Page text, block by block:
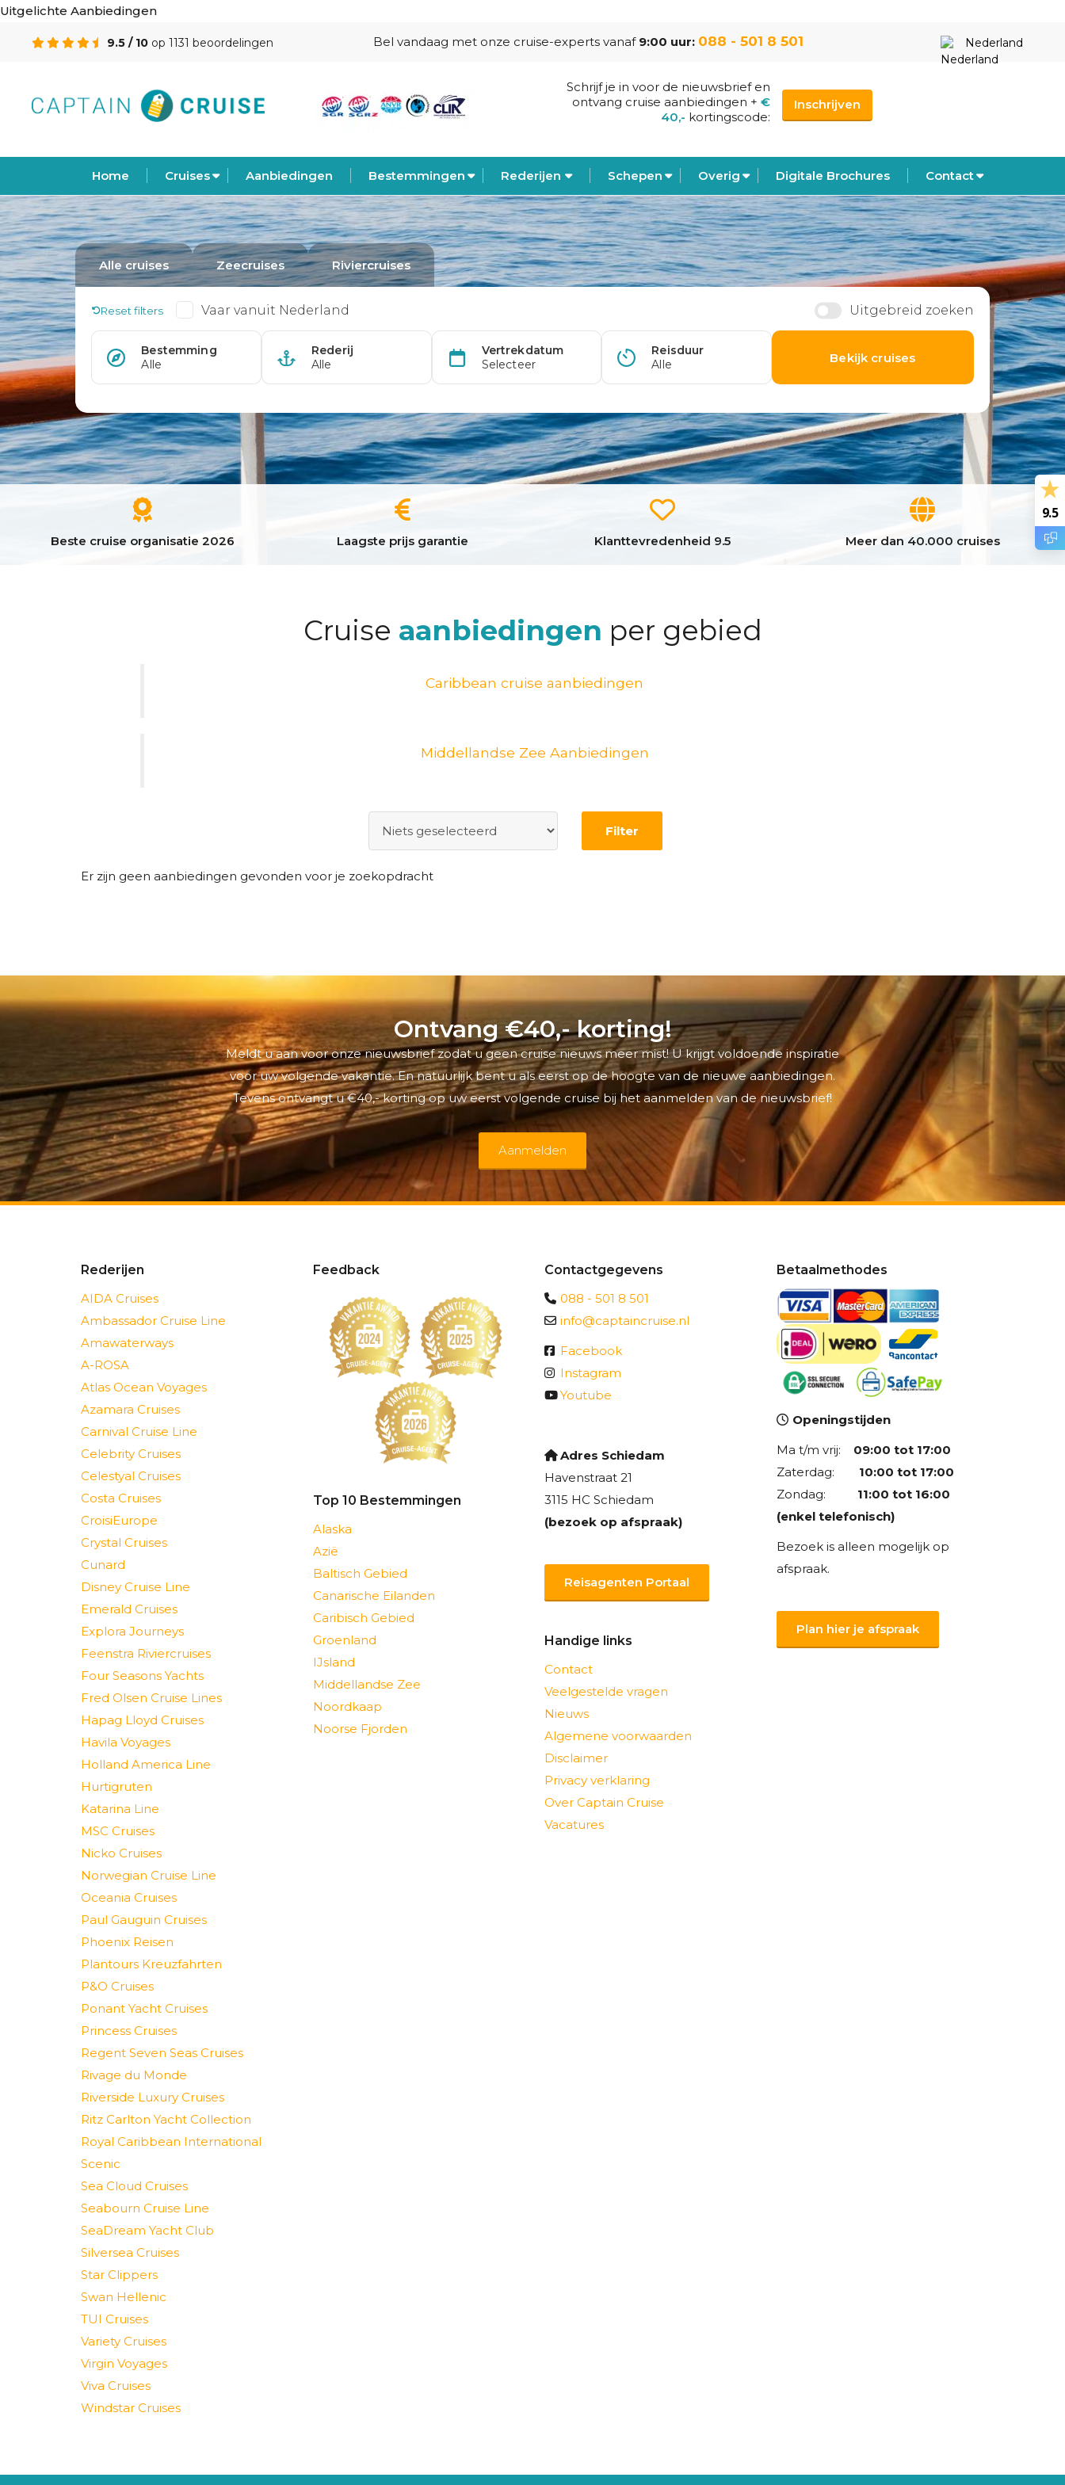
Uitgelichte Aanbiedingen
9.5 / 10 op 1131 beoordelingen Bel vandaag met onze cruise-experts vanaf 9:00 uur: 088 - 501 8 501 Nederland
Schrijf je in voor de nieuwsbrief en
ontvang cruise aanbiedingen + €
40,- kortingscode:
Inschrijven
Home Cruises Aanbiedingen Bestemmingen Rederijen Schepen Overig Digitale Brochures Contact
Beste cruise organisatie 2026 Laagste prijs garantie Klanttevredenheid 9.5 Meer dan 40.000 cruises
Cruise aanbiedingen per gebied
Caribbean cruise aanbiedingen
Middellandse Zee Aanbiedingen
Filter
Er zijn geen aanbiedingen gevonden voor je zoekopdracht
9.5
Ontvang €40,- korting!
Meldt u aan voor onze nieuwsbrief zodat u geen cruise nieuws meer mist! U krijgt voldoende inspiratie
voor uw volgende vakantie. En natuurlijk bent u als eerst op de hoogte van de nieuwe aanbiedingen.
Tevens ontvangt u €40,- korting op uw eerst volgende cruise bij het aanmelden van de nieuwsbrief!
Aanmelden
Rederijen
AIDA Cruises
Ambassador Cruise Line
Amawaterways
A-ROSA
Atlas Ocean Voyages
Azamara Cruises
Carnival Cruise Line
Celebrity Cruises
Celestyal Cruises
Costa Cruises
CroisiEurope
Crystal Cruises
Cunard
Disney Cruise Line
Emerald Cruises
Explora Journeys
Feenstra Riviercruises
Four Seasons Yachts
Fred Olsen Cruise Lines
Hapag Lloyd Cruises
Havila Voyages
Holland America Line
Hurtigruten
Katarina Line
MSC Cruises
Nicko Cruises
Norwegian Cruise Line
Oceania Cruises
Paul Gauguin Cruises
Phoenix Reisen
Plantours Kreuzfahrten
P&O Cruises
Ponant Yacht Cruises
Princess Cruises
Regent Seven Seas Cruises
Rivage du Monde
Riverside Luxury Cruises
Ritz Carlton Yacht Collection
Royal Caribbean International
Scenic
Sea Cloud Cruises
Seabourn Cruise Line
SeaDream Yacht Club
Silversea Cruises
Star Clippers
Swan Hellenic
TUI Cruises
Variety Cruises
Virgin Voyages
Viva Cruises
Windstar Cruises
Feedback
Top 10 Bestemmingen
Alaska
Azië
Baltisch Gebied
Canarische Eilanden
Caribisch Gebied
Groenland
IJsland
Middellandse Zee
Noordkaap
Noorse Fjorden
Contactgegevens
088 - 501 8 501
info@captaincruise.nl
Facebook
Instagram
Youtube
Adres Schiedam
Havenstraat 21
3115 HC Schiedam
(bezoek op afspraak)
Reisagenten Portaal
Handige links
Contact
Veelgestelde vragen
Nieuws
Algemene voorwaarden
Disclaimer
Privacy verklaring
Over Captain Cruise
Vacatures
Betaalmethodes
Openingstijden
Ma t/m vrij: 09:00 tot 17:00
Zaterdag: 10:00 tot 17:00
Zondag: 11:00 tot 16:00
(enkel telefonisch)
Bezoek is alleen mogelijk op
afspraak.
Plan hier je afspraak